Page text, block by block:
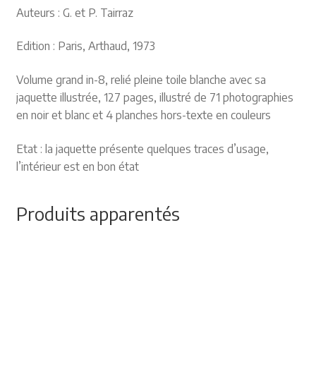
Auteurs : G. et P. Tairraz
Edition : Paris, Arthaud, 1973
Volume grand in-8, relié pleine toile blanche avec sa
jaquette illustrée, 127 pages, illustré de 71 photographies
en noir et blanc et 4 planches hors-texte en couleurs
Etat : la jaquette présente quelques traces d’usage,
l’intérieur est en bon état
Produits apparentés